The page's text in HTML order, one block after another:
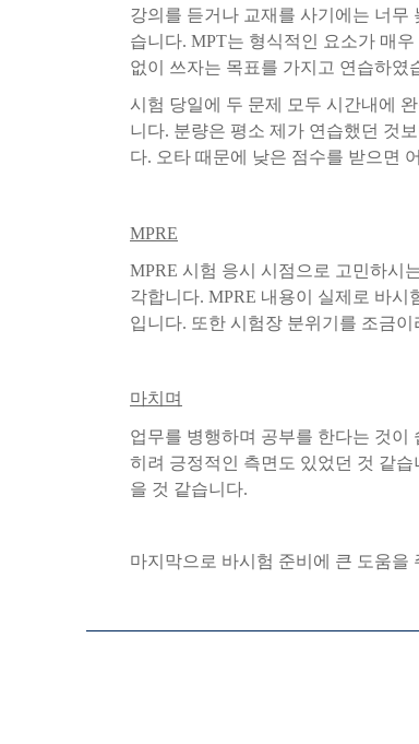
강의를 듣거나 교재를 사기에는 너무
습니다. MPT는 형식적인 요소가 매우
없이
쓰자는 목표를 가지고 연습하였
시험 당일에 두 문제 모두 시간내에
니다. 분량은 평소 제가 연습했던 것
다. 오타 때문에 낮은 점수를 받으면
MPRE
MPRE 시험 응시 시점으로 고민하시
각합니다. MPRE 내용이 실제로 바시
입니다. 또한 시험장 분위기를 조금이
마치며
업무를 병행하며 공부를 한다는 것이
히려 긍정적인 측면도 있었던 것 같습
을 것 같습니다.
마지막으로 바시험 준비에 큰 도움을